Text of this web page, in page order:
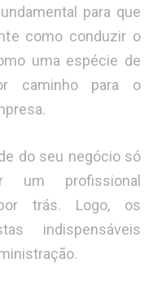
para que
como conduzir o
uma espécie de
caminho para o
do seu negócio só
profissional
trás. Logo, os
indispensáveis